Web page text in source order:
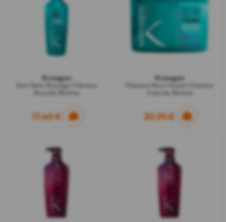
Kreogen
Soin Sans Rinçage Cheveux
17,40 €
Kreogen
Masque Nourrissant Cheveux
20,95 €